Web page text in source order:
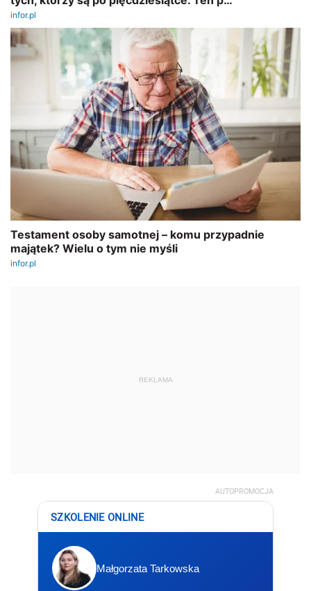
REKLAMA
AUTOPROMOCJA
SZKOLENIE ONLINE
Małgorzata Tarkowska